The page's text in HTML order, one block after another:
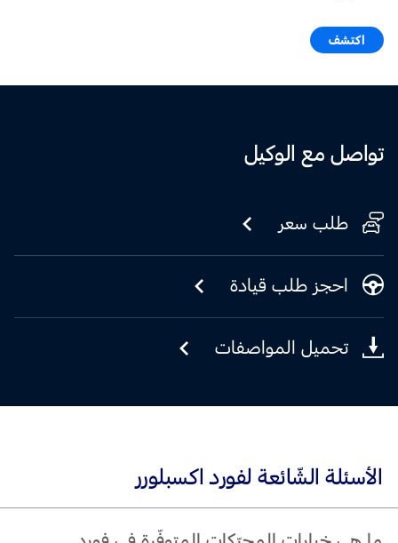
اكتشف
تواصل مع الوكيل
طلب سعر
احجز طلب قيادة
تحميل المواصفات
الأسئلة الشّائعة لفورد اكسبلورر